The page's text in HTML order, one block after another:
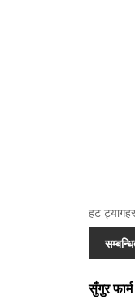
हट
सुँगुर